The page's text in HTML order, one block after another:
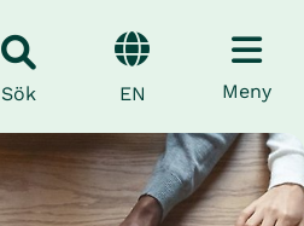
Sök EN Meny